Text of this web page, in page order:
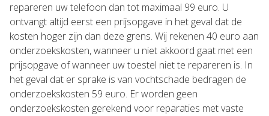
repareren uw telefoon dan tot maximaal 99 euro. U
ontvangt altijd eerst een prijsopgave in het geval dat de
kosten hoger zijn dan deze grens. Wij rekenen 40 euro aan
onderzoekskosten, wanneer u niet akkoord gaat met een
prijsopgave of wanneer uw toestel niet te repareren is. In
het geval dat er sprake is van vochtschade bedragen de
onderzoekskosten 59 euro. Er worden geen
onderzoekskosten gerekend voor reparaties met vaste